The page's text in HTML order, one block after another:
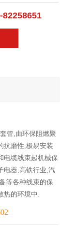
82258651
管,由环保阻燃聚
抗磨性,极易安装
电缆线束起机械保
电器,高铁行业,汽
等各种线束的保
热的环境中.